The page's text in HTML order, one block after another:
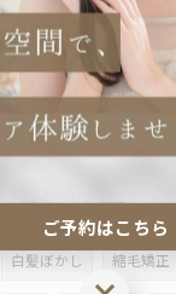
タグ Tags
トリートメント おす
船橋市 美容室 シ
白髪ぼかし 縮毛矯正
ご予約はこちら
ご予約はこちら